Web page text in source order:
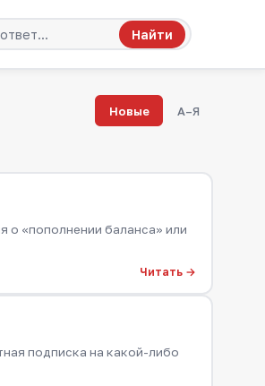
Найти
Новые А–Я
о «пополнении баланса» или
Читать →
подписка на какой-либо